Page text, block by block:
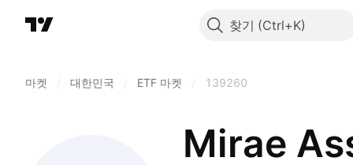
찾기
마켓 대한민국 ETF 마켓 139260
Mirae